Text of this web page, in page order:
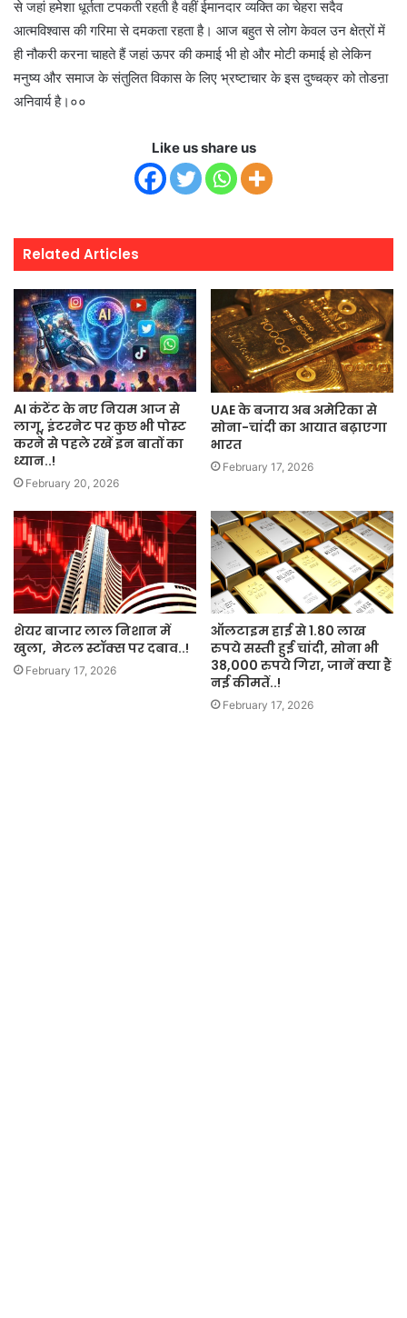
से जहां हमेशा धूर्तता टपकती रहती है वहीं ईमानदार व्यक्ति का चेहरा सदैव
आत्मविश्वास की गरिमा से दमकता रहता है। आज बहुत से लोग केवल उन क्षेत्रों में
ही नौकरी करना चाहते हैं जहां ऊपर की कमाई भी हो और मोटी कमाई हो लेकिन
मनुष्य और समाज के संतुलित विकास के लिए भ्रष्टाचार के इस दुष्चक्र को तोडऩा
अनिवार्य है।००
Like us share us
Related Articles
AI कंटेंट के नए नियम आज से
लागू, इंटरनेट पर कुछ भी पोस्ट
करने से पहले रखें इन बातों का
ध्यान..!
February 20, 2026
UAE के बजाय अब अमेरिका से
सोना-चांदी का आयात बढ़ाएगा
भारत
February 17, 2026
शेयर बाजार लाल निशान में
खुला, मेटल स्टॉक्स पर दबाव..!
February 17, 2026
ऑलटाइम हाई से 1.80 लाख
रुपये सस्ती हुई चांदी, सोना भी
38,000 रुपये गिरा, जानें क्या हैं
नई कीमतें..!
February 17, 2026